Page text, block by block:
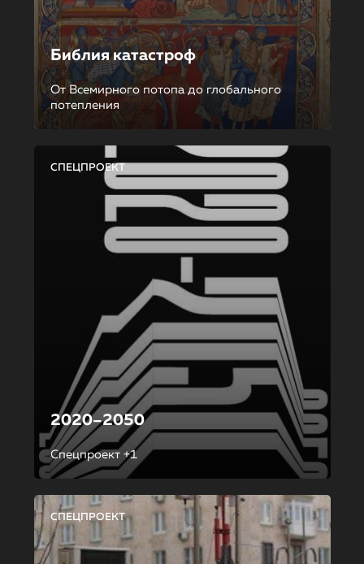
Библия катастроф
От Всемирного потопа до глобального
потепления
СПЕЦПРОЕКТ
2020–2050
Спецпроект +1
СПЕЦПРОЕКТ